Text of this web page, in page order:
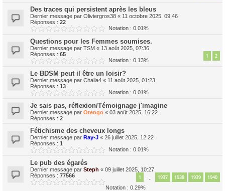
Des traces qui persistent après les bleus
Dernier message par Oliviergros38 « 11 octobre 2025, 09:46
Réponses : 22
Notation : 0.01%
Questions pour les Femmes soumises.
Dernier message par TSM « 13 août 2025, 07:36
Réponses : 65 1 2
Notation : 0.13%
Le BDSM peut il être un loisir?
Dernier message par Chalia4 « 11 août 2025, 01:23
Réponses : 13
Notation : 0.01%
Je sais pas, réflexion/Témoignage j'imagine
Dernier message par Otengo « 03 août 2025, 16:22
Réponses : 2
Fétichisme des cheveux longs
Dernier message par Ray-J « 26 juillet 2025, 12:22
Réponses : 1
Notation : 0.01%
Le pub des égarés
Dernier message par Steph « 09 juillet 2025, 10:27
Réponses : 77566 1 1937 1938 1939 1940
Notation : 0.29%